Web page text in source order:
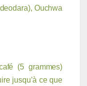
Ouchwa
(5 grammes)
jusqu’à ce que